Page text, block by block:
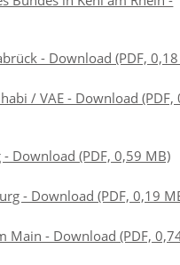
- Download (PDF,
/ VAE - Download (PDF,
- Download (PDF, 0,59 MB)
- Download (PDF, 0,19
Main - Download (PDF,